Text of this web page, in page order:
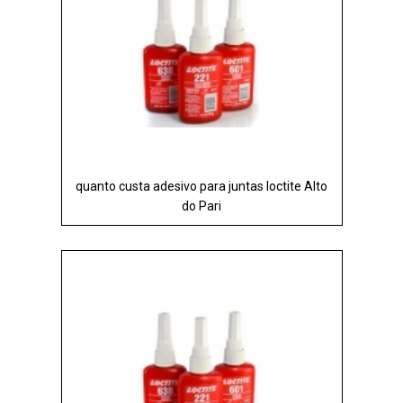
quanto custa adesivo para juntas loctite Alto
do Pari